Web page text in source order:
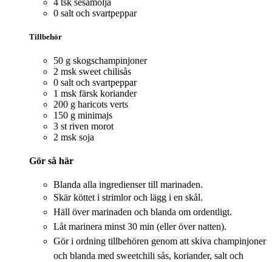
0 salt och svartpeppar
Tillbehör
50 g skogschampinjoner
2 msk sweet chilisås
0 salt och svartpeppar
1 msk färsk koriander
200 g haricots verts
150 g minimajs
3 st riven morot
2 msk soja
Gör så här
Blanda alla ingredienser till marinaden.
Skär köttet i strimlor och lägg i en skål.
Häll över marinaden och blanda om ordentligt.
Låt marinera minst 30 min (eller över natten).
Gör i ordning tillbehören genom att skiva champinjoner
och blanda med sweetchili sås, koriander, salt och